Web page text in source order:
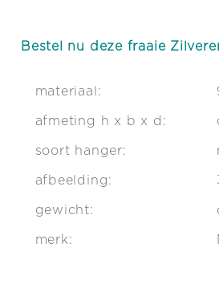
Bestel nu deze fraaie
materiaal:
afmeting h x b x d:
soort hanger:
afbeelding:
gewicht:
merk: